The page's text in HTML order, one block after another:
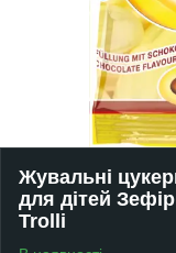
Жувальні
для дітей
Trolli